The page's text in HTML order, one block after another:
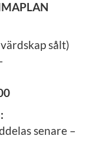
sålt)
senare –